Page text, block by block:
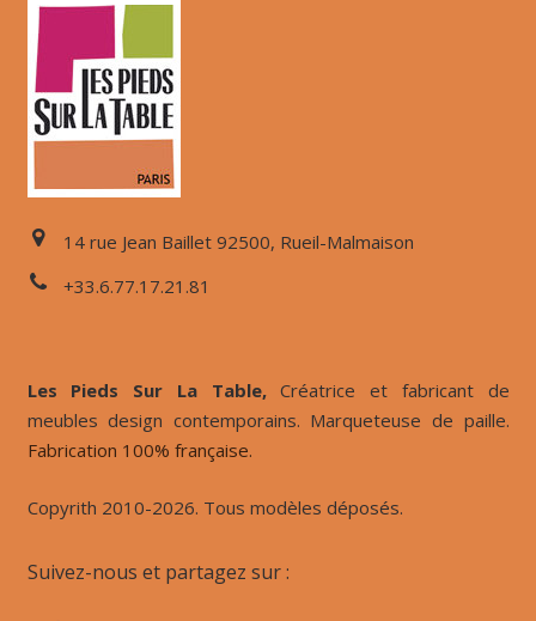
14 rue Jean Baillet 92500, Rueil-Malmaison
+33.6.77.17.21.81
Les Pieds Sur La Table,Créatrice et fabricant de
meubles design contemporains. Marqueteuse de paille.
Fabrication 100% française.
Copyrith 2010-2026. Tous modèles déposés.
Suivez-nous et partagez sur :